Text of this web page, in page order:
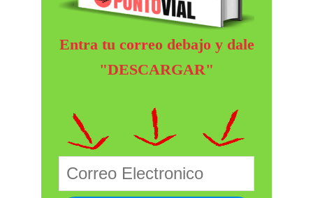
Entra tu correo debajo y dale
"DESCARGAR"